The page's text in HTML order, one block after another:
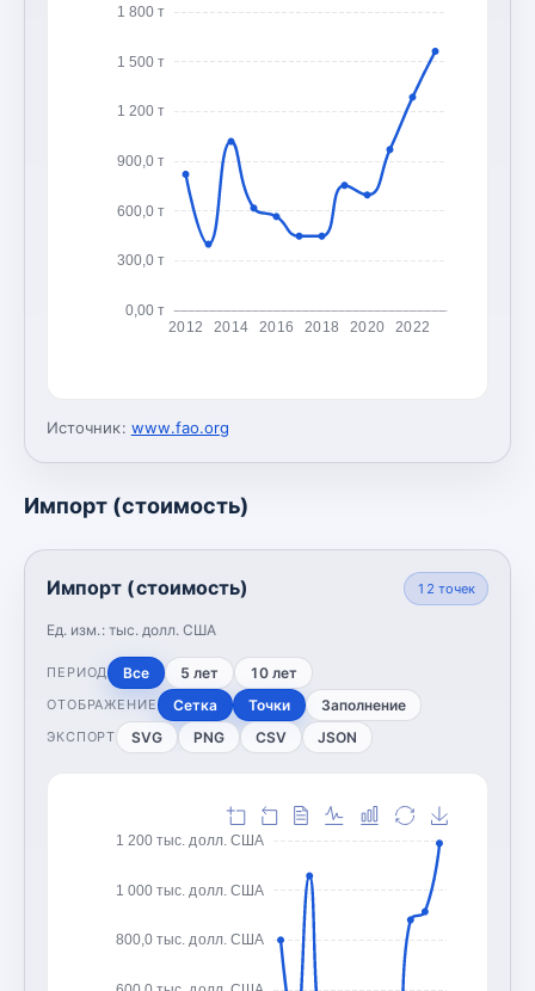
0,00 т
300,0 т
600,0 т
900,0 т
1 200 т
1 500 т
1 800 т
2012 2014 2016 2018 2020 2022
Источник: www.fao.org
Импорт (стоимость)
Импорт (стоимость)
Ед. изм.: тыс. долл. США
12 точек
ПЕРИОД Все 5 лет 10 лет
ОТОБРАЖЕНИЕ Сетка Точки Заполнение
ЭКСПОРТ SVG PNG CSV JSON
800,0 тыс. долл. США
1 000 тыс. долл. США
1 200 тыс. долл. США